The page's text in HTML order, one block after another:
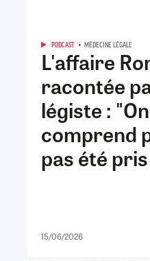
PODCAST MÉDECINE LÉGALE
L'affaire
racontée
légiste :
comprend
pas été
15/06/2026